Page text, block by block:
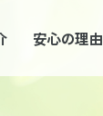
安心の理由